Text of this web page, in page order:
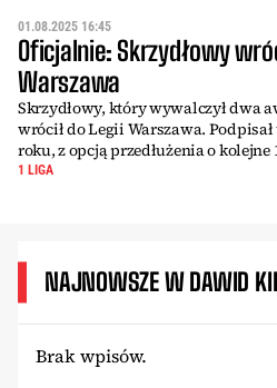
01.08.2025 16:45
Oficjalnie: Skrzydłowy
Warszawa
Skrzydłowy, który wywalczył dwa
wrócił do Legii Warszawa. Podpisał
roku, z opcją przedłużenia o kolejne
1 LIGA
NAJNOWSZE W DAWID
Brak wpisów.